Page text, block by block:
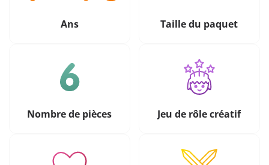
Ans Taille du paquet
Nombre de pièces Jeu de rôle créatif